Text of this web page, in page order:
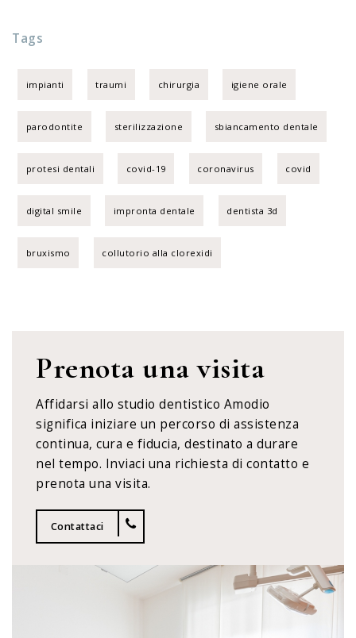
Tags
impianti traumi chirurgia igiene orale
parodontite sterilizzazione sbiancamento dentale
protesi dentali covid-19 coronavirus covid
digital smile impronta dentale dentista 3d
bruxismo collutorio alla clorexidi
Prenota una visita
Affidarsi allo studio dentistico Amodio
significa iniziare un percorso di assistenza
continua, cura e fiducia, destinato a durare
nel tempo. Inviaci una richiesta di contatto e
prenota una visita.
Contattaci